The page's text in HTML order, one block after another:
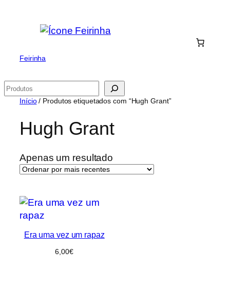
Feirinha
Pesquisar
Início/ Produtos etiquetados com “Hugh Grant”
Hugh Grant
Apenas um resultado
Era uma vez um rapaz
6,00€